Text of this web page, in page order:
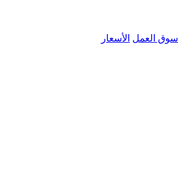
سوق العمل الأسعار